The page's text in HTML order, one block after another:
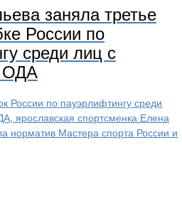
заняла третье
России по
среди лиц с
ОДА
России по пауэрлифтингу среди
ярославская спортсменка Елена
норматив Мастера спорта России и